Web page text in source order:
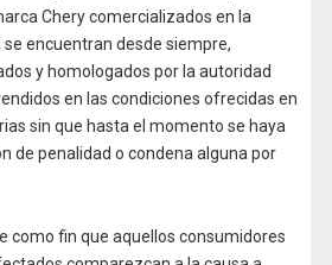
Chery comercializados en la
se encuentran desde siempre,
y homologados por la autoridad
en las condiciones ofrecidas en
sin que hasta el momento se haya
de penalidad o condena alguna por
como fin que aquellos consumidores